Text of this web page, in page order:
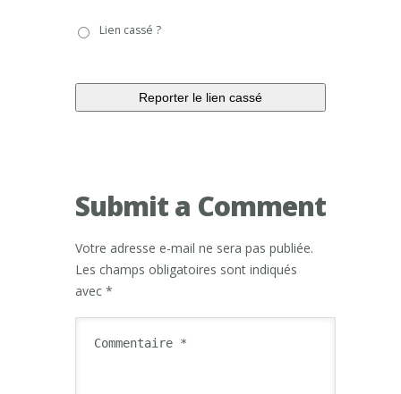
casséLien cassé ?
Submit a Comment
Votre adresse e-mail ne sera pas publiée.
Les champs obligatoires sont indiqués
avec *